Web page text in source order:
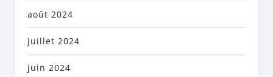
août 2024
juillet 2024
juin 2024